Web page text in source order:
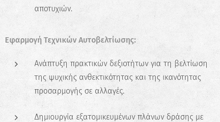
αποτυχιών.
Εφαρμογή Τεχνικών Αυτοβελτίωσης:
Ανάπτυξη πρακτικών δεξιοτήτων για τη βελτίωση
της ψυχικής ανθεκτικότητας και της ικανότητας
προσαρμογής σε αλλαγές.
Δημιουργία εξατομικευμένων πλάνων δράσης με